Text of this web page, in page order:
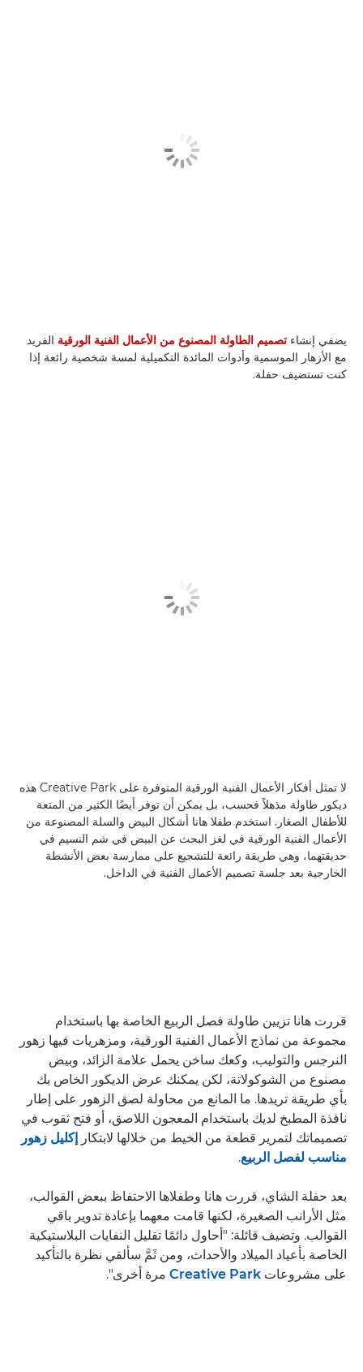
يضفي إنشاء تصميم الطاولة المصنوع من الأعمال الفنية الورقية الفريد
مع الأزهار الموسمية وأدوات المائدة التكميلية لمسة شخصية رائعة إذا
كنت تستضيف حفلة.
لا تمثل أفكار الأعمال الفنية الورقية المتوفرة على Creative Park هذه
ديكور طاولة مذهلاً فحسب، بل يمكن أن توفر أيضًا الكثير من المتعة
للأطفال الصغار. استخدم طفلا هانا أشكال البيض والسلة المصنوعة من
الأعمال الفنية الورقية في لغز البحث عن البيض في شم النسيم في
حديقتهما، وهي طريقة رائعة للتشجيع على ممارسة بعض الأنشطة
الخارجية بعد جلسة تصميم الأعمال الفنية في الداخل.
قررت هانا تزيين طاولة فصل الربيع الخاصة بها باستخدام
مجموعة من نماذج الأعمال الفنية الورقية، ومزهريات فيها زهور
النرجس والتوليب، وكعك ساخن يحمل علامة الزائد، وبيض
مصنوع من الشوكولاتة، لكن يمكنك عرض الديكور الخاص بك
بأي طريقة تريدها. ما المانع من محاولة لصق الزهور على إطار
نافذة المطبخ لديك باستخدام المعجون اللاصق، أو فتح ثقوب في
تصميماتك لتمرير قطعة من الخيط من خلالها لابتكار إكليل زهور
مناسب لفصل الربيع.
بعد حفلة الشاي، قررت هانا وطفلاها الاحتفاظ ببعض القوالب،
مثل الأرانب الصغيرة، لكنها قامت معهما بإعادة تدوير باقي
القوالب. وتضيف قائلة: "أحاول دائمًا تقليل النفايات البلاستيكية
الخاصة بأعياد الميلاد والأحداث، ومن ثَمَّ سألقي نظرة بالتأكيد
على مشروعات Creative Park مرة أخرى".